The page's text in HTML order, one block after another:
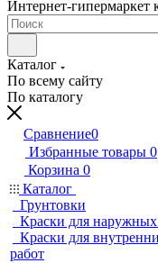
Интернет-гипермаркет
Каталог
По всему сайту
По каталогу
Сравнение0
Избранные товары 0
Корзина 0
Каталог
Грунтовки
Краски для наружных
Краски для
работ